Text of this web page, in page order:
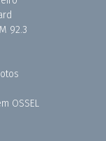
92.3
OSSEL